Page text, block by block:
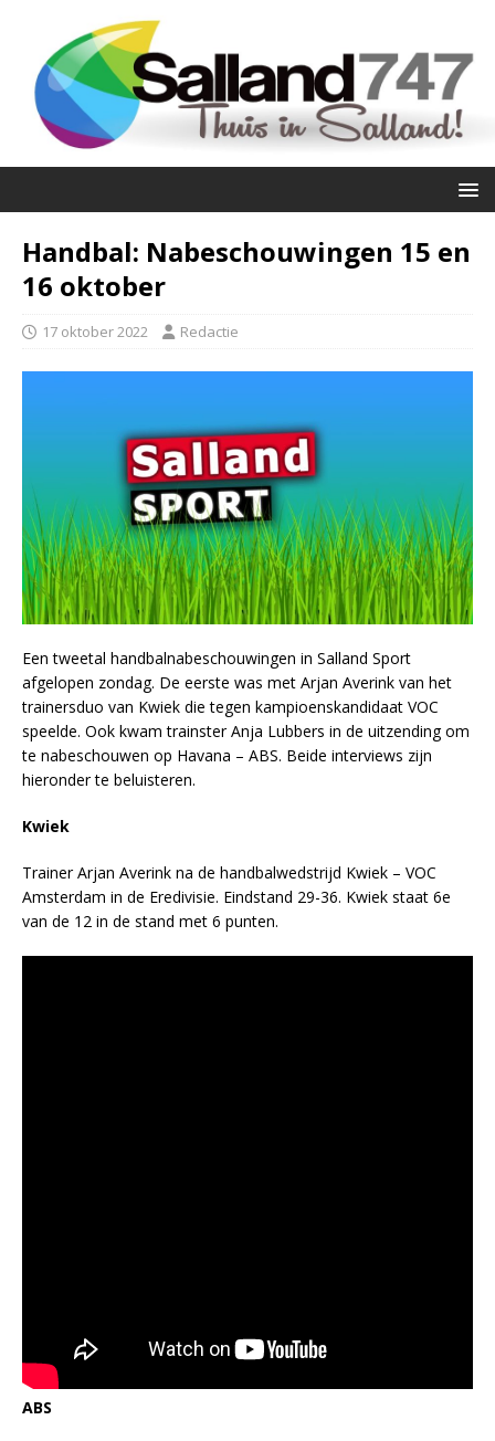
Handbal: Nabeschouwingen 15 en
16 oktober
17 oktober 2022 Redactie
Een tweetal handbalnabeschouwingen in Salland Sport
afgelopen zondag. De eerste was met Arjan Averink van het
trainersduo van Kwiek die tegen kampioenskandidaat VOC
speelde. Ook kwam trainster Anja Lubbers in de uitzending om
te nabeschouwen op Havana – ABS. Beide interviews zijn
hieronder te beluisteren.
Kwiek
Trainer Arjan Averink na de handbalwedstrijd Kwiek – VOC
Amsterdam in de Eredivisie. Eindstand 29-36. Kwiek staat 6e
van de 12 in de stand met 6 punten.
ABS